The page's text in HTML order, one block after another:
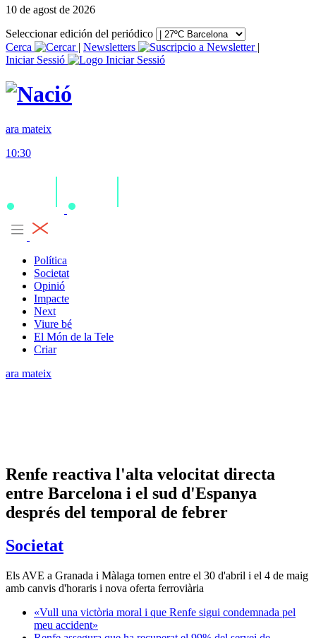
10 de agost de 2026
Seleccionar edición del periódico
Cerca
| Newsletters
|
Iniciar Sessió
ara mateix
10:30
Política
Societat
Opinió
Impacte
Next
Viure bé
El Món de la Tele
Criar
ara mateix
Renfe reactiva l'alta velocitat directa
entre Barcelona i el sud d'Espanya
després del temporal de febrer
Societat
Els AVE a Granada i Màlaga tornen entre el 30 d'abril i el 4 de maig
amb canvis d'horaris i nova oferta ferroviària
«Vull una victòria moral i que Renfe sigui condemnada pel
meu accident»